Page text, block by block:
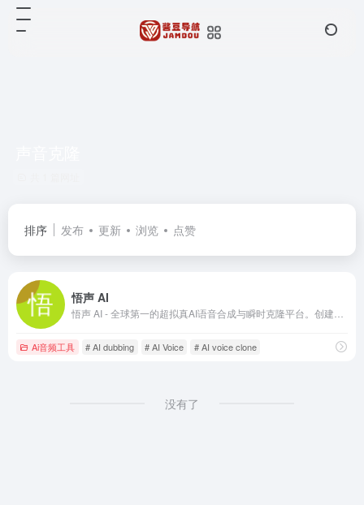
排序 发布 更新 浏览 点赞
悟声 AI
Ai音频工具 # AI dubbing # AI Voice # AI voice clone
没有了